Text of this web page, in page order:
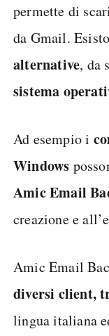
permette di
da Gmail.
alternative, da
sistema
Ad esempio i
Windows
Amic Email
creazione e
Amic Email
diversi client,
lingua italiana